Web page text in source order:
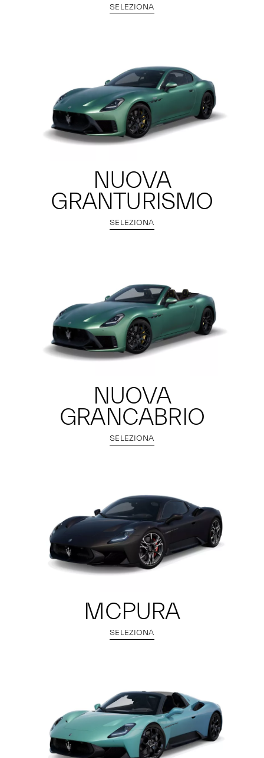
SELEZIONA
NUOVA
GRANTURISMO
SELEZIONA
NUOVA
GRANCABRIO
SELEZIONA
MCPURA
SELEZIONA